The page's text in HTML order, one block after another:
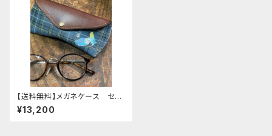
【送料無料】メガネケース セキ
セイインコ 2羽 ノーマル レ
インボー ネイビー タータン
¥13,200